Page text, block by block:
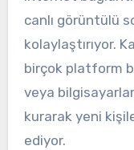
canlı görüntülü
kolaylaştırıyor.
birçok platform
veya
kurarak yeni
ediyor.